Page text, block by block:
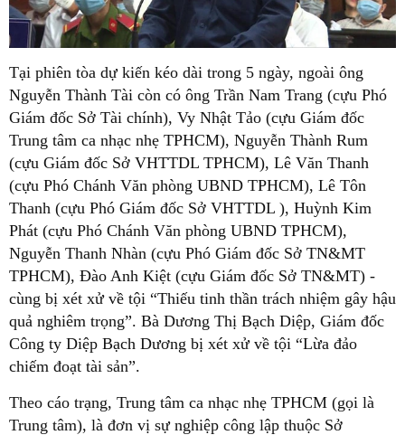
Tại phiên tòa dự kiến kéo dài trong 5 ngày, ngoài ông
Nguyễn Thành Tài còn có ông Trần Nam Trang (cựu Phó
Giám đốc Sở Tài chính), Vy Nhật Tảo (cựu Giám đốc
Trung tâm ca nhạc nhẹ TPHCM), Nguyễn Thành Rum
(cựu Giám đốc Sở VHTTDL TPHCM), Lê Văn Thanh
(cựu Phó Chánh Văn phòng UBND TPHCM), Lê Tôn
Thanh (cựu Phó Giám đốc Sở VHTTDL ), Huỳnh Kim
Phát (cựu Phó Chánh Văn phòng UBND TPHCM),
Nguyễn Thanh Nhàn (cựu Phó Giám đốc Sở TN&MT
TPHCM), Đào Anh Kiệt (cựu Giám đốc Sở TN&MT) -
cùng bị xét xử về tội “Thiếu tinh thần trách nhiệm gây hậu
quả nghiêm trọng”. Bà Dương Thị Bạch Diệp, Giám đốc
Công ty Diệp Bạch Dương bị xét xử về tội “Lừa đảo
chiếm đoạt tài sản”.
Theo cáo trạng, Trung tâm ca nhạc nhẹ TPHCM (gọi là
Trung tâm), là đơn vị sự nghiệp công lập thuộc Sở